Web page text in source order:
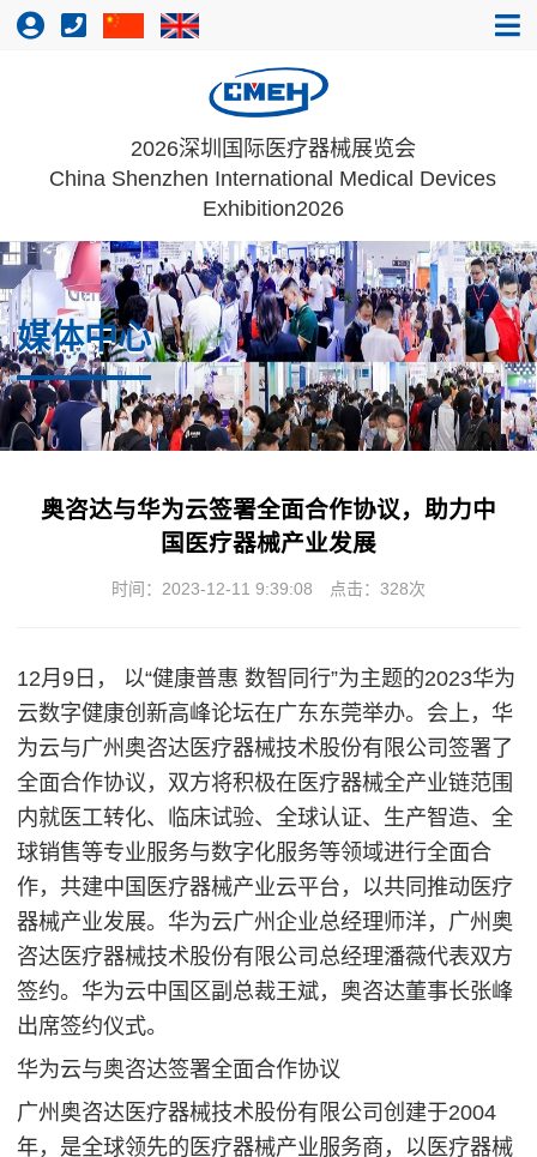
2026深圳国际医疗器械展览会
China Shenzhen International Medical Devices
Exhibition2026
媒体中心
奥咨达与华为云签署全面合作协议，助力中
国医疗器械产业发展
时间：2023-12-11 9:39:08 点击： 328次
12月9日， 以“健康普惠 数智同行”为主题的2023华为
云数字健康创新高峰论坛在广东东莞举办。会上，华
为云与广州奥咨达医疗器械技术股份有限公司签署了
全面合作协议，双方将积极在医疗器械全产业链范围
内就医工转化、临床试验、全球认证、生产智造、全
球销售等专业服务与数字化服务等领域进行全面合
作，共建中国医疗器械产业云平台，以共同推动医疗
器械产业发展。华为云广州企业总经理师洋，广州奥
咨达医疗器械技术股份有限公司总经理潘薇代表双方
签约。华为云中国区副总裁王斌，奥咨达董事长张峰
出席签约仪式。
华为云与奥咨达签署全面合作协议
广州奥咨达医疗器械技术股份有限公司创建于2004
年，是全球领先的医疗器械产业服务商，以医疗器械